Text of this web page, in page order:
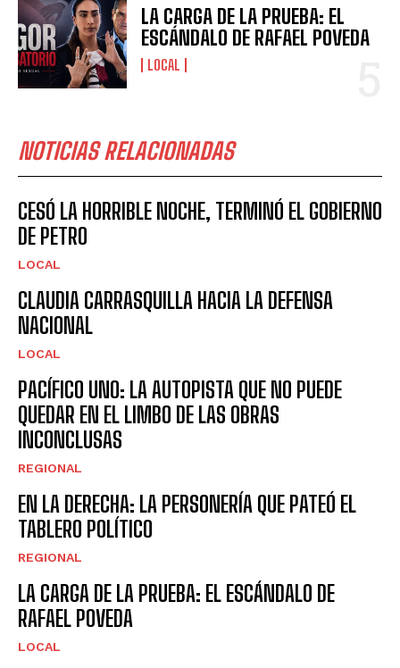
LA CARGA DE LA PRUEBA: EL
ESCÁNDALO DE RAFAEL POVEDA
LOCAL
NOTICIAS RELACIONADAS
CESÓ LA HORRIBLE NOCHE, TERMINÓ EL GOBIERNO
DE PETRO
LOCAL
CLAUDIA CARRASQUILLA HACIA LA DEFENSA
NACIONAL
LOCAL
PACÍFICO UNO: LA AUTOPISTA QUE NO PUEDE
QUEDAR EN EL LIMBO DE LAS OBRAS
INCONCLUSAS
REGIONAL
EN LA DERECHA: LA PERSONERÍA QUE PATEÓ EL
TABLERO POLÍTICO
REGIONAL
LA CARGA DE LA PRUEBA: EL ESCÁNDALO DE
RAFAEL POVEDA
LOCAL